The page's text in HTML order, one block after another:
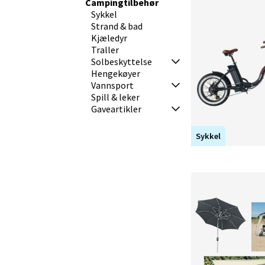
nøl med å kontakte oss. Velkommen til
Sykkel
Strand & bad
Kjæledyr
Traller
Solbeskyttelse
Hengekøyer
Vannsport
Spill & leker
Gaveartikler
Sykkel